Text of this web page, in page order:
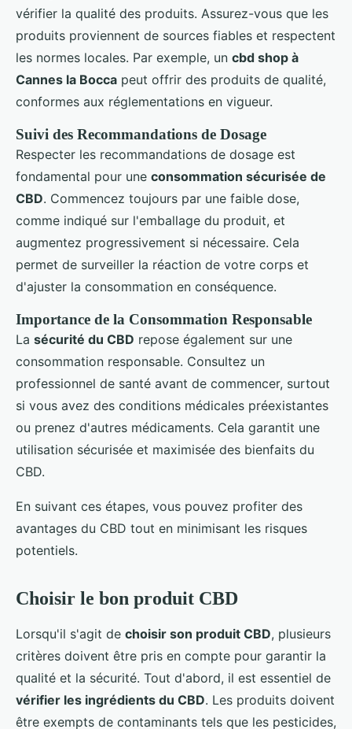
vérifier la qualité des produits. Assurez-vous que les
produits proviennent de sources fiables et respectent
les normes locales. Par exemple, un cbd shop à
Cannes la Bocca peut offrir des produits de qualité,
conformes aux réglementations en vigueur.
Suivi des Recommandations de Dosage
Respecter les recommandations de dosage est
fondamental pour une consommation sécurisée de
CBD. Commencez toujours par une faible dose,
comme indiqué sur l'emballage du produit, et
augmentez progressivement si nécessaire. Cela
permet de surveiller la réaction de votre corps et
d'ajuster la consommation en conséquence.
Importance de la Consommation Responsable
La sécurité du CBD repose également sur une
consommation responsable. Consultez un
professionnel de santé avant de commencer, surtout
si vous avez des conditions médicales préexistantes
ou prenez d'autres médicaments. Cela garantit une
utilisation sécurisée et maximisée des bienfaits du
CBD.
En suivant ces étapes, vous pouvez profiter des
avantages du CBD tout en minimisant les risques
potentiels.
Choisir le bon produit CBD
Lorsqu'il s'agit de choisir son produit CBD, plusieurs
critères doivent être pris en compte pour garantir la
qualité et la sécurité. Tout d'abord, il est essentiel de
vérifier les ingrédients du CBD. Les produits doivent
être exempts de contaminants tels que les pesticides,